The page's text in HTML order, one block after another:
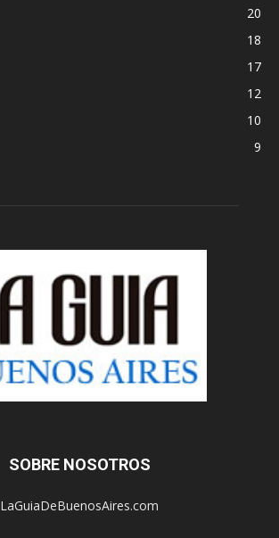
20
18
17
12
10
9
SOBRE NOSOTROS
LaGuiaDeBuenosAires.com